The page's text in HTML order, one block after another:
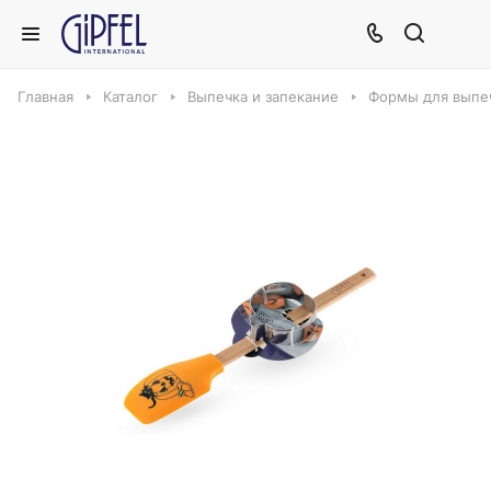
Главная Каталог Выпечка и запекание Формы для